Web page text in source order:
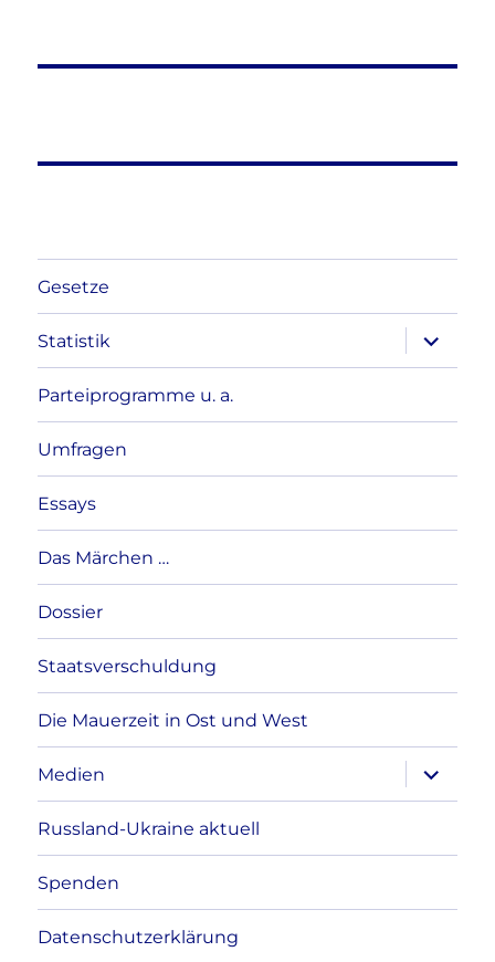
Gesetze
Statistik
anzeigen
Parteiprogramme u. a.
Umfragen
Essays
Das Märchen …
Dossier
Staatsverschuldung
Die Mauerzeit in Ost und West
Medien
anzeigen
Russland-Ukraine aktuell
Spenden
Datenschutzerklärung